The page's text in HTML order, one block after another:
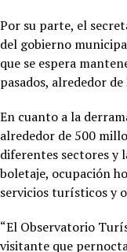
Por su parte, el
del gobierno
que se espera
pasados, alrededor
En cuanto a la
alrededor de 500
diferentes sectores y
boletaje, ocupación
servicios turísticos y
“El Observatorio
visitante que